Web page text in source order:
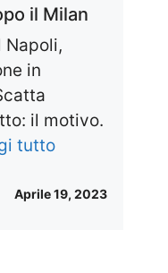
il Milan
Napoli,
in
il motivo.
tutto
Aprile 19, 2023